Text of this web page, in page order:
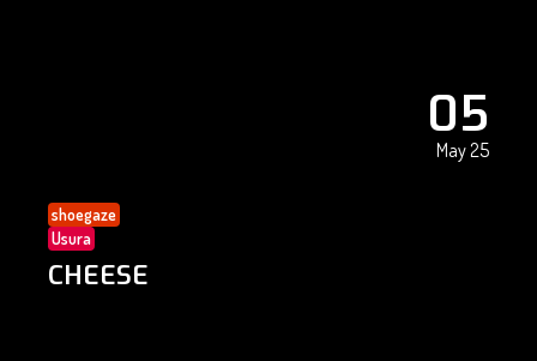
05
May 25
shoegaze
Usura
CHEESE